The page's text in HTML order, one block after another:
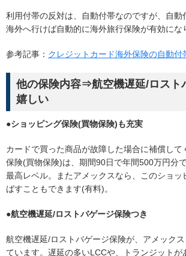
利用付帯の反対は、自動付帯なのですが、自動
海外へ行けば自動的に海外旅行保険が有効にな
参考記事： クレジットカード海外保険の自動付
他の保険内容⇒航空機遅延/ロスト
嬉しい
●ショッピング保険(買物保険)も充実
カードで買った商品が故障した場合に補償して
保険(買物保険)は、期間90日で年間500万円分
最高レベル。またアメックスなら、このショッ
ばすこともできます(有料)。
●航空機遅延/ロストバゲージ保険つき
航空機遅延/ロストバゲージ保険が、アメック
ています。遅延の多いLCCや、トランジットが